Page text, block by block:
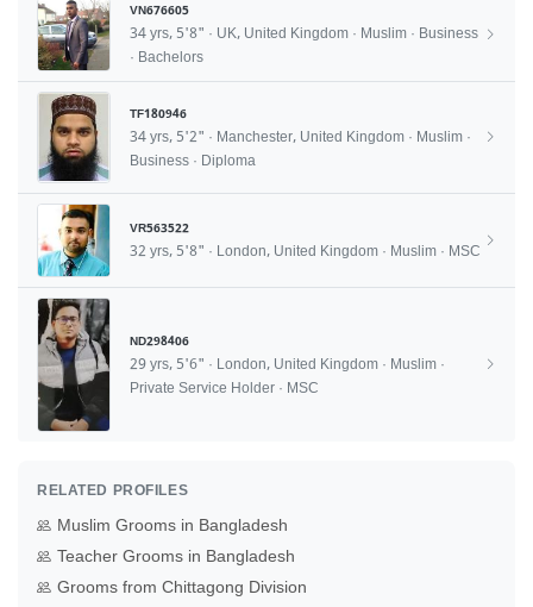
VN676605
34 yrs, 5'8" · UK, United Kingdom · Muslim · Business
· Bachelors
TF180946
34 yrs, 5'2" · Manchester, United Kingdom · Muslim ·
Business · Diploma
VR563522
32 yrs, 5'8" · London, United Kingdom · Muslim · MSC
ND298406
29 yrs, 5'6" · London, United Kingdom · Muslim ·
Private Service Holder · MSC
RELATED PROFILES
Muslim Grooms in Bangladesh
Teacher Grooms in Bangladesh
Grooms from Chittagong Division